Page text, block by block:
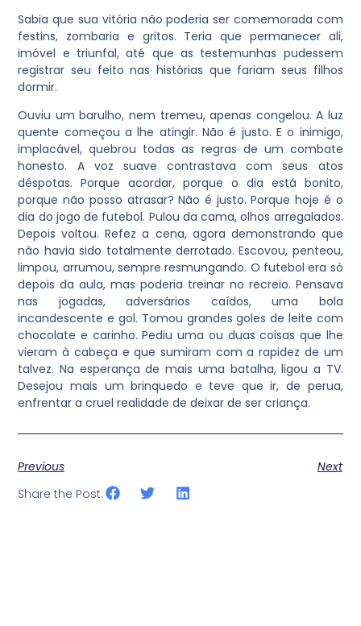
Sabia que sua vitória não poderia ser comemorada com
festins, zombaria e gritos. Teria que permanecer ali,
imóvel e triunfal, até que as testemunhas pudessem
registrar seu feito nas histórias que fariam seus filhos
dormir.
Ouviu um barulho, nem tremeu, apenas congelou. A luz
quente começou a lhe atingir. Não é justo. E o inimigo,
implacável, quebrou todas as regras de um combate
honesto. A voz suave contrastava com seus atos
déspotas. Porque acordar, porque o dia está bonito,
porque não posso atrasar? Não é justo. Porque hoje é o
dia do jogo de futebol. Pulou da cama, olhos arregalados.
Depois voltou. Refez a cena, agora demonstrando que
não havia sido totalmente derrotado. Escovou, penteou,
limpou, arrumou, sempre resmungando. O futebol era só
depois da aula, mas poderia treinar no recreio. Pensava
nas jogadas, adversários caídos, uma bola
incandescente e gol. Tomou grandes goles de leite com
chocolate e carinho. Pediu uma ou duas coisas que lhe
vieram à cabeça e que sumiram com a rapidez de um
talvez. Na esperança de mais uma batalha, ligou a TV.
Desejou mais um brinquedo e teve que ir, de perua,
enfrentar a cruel realidade de deixar de ser criança.
Previous
Next
Share the Post: